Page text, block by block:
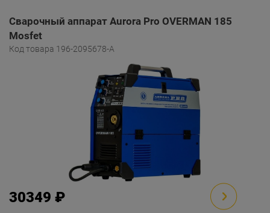
Сварочный аппарат Aurora Pro OVERMAN 185
Mosfet
Код товара 196-2095678-A
30349 ₽